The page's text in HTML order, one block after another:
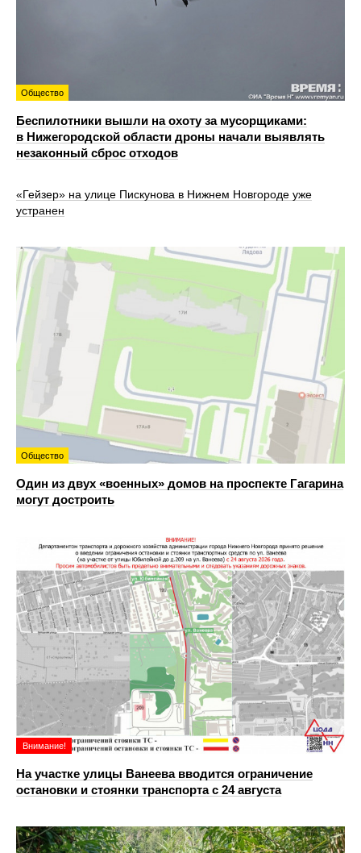
Общество
Беспилотники вышли на охоту за мусорщиками:
в Нижегородской области дроны начали выявлять
незаконный сброс отходов
«Гейзер» на улице Пискунова в Нижнем Новгороде уже
устранен
Общество
Один из двух «военных» домов на проспекте Гагарина
могут достроить
Внимание!
На участке улицы Ванеева вводится ограничение
остановки и стоянки транспорта с 24 августа